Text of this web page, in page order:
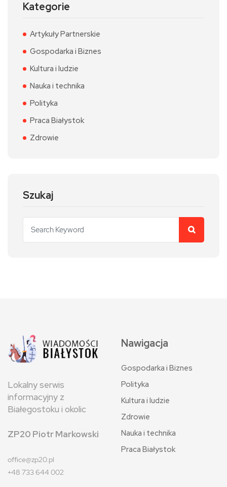
Kategorie
Artykuły Partnerskie
Gospodarka i Biznes
Kultura i ludzie
Nauka i technika
Polityka
Praca Białystok
Zdrowie
Szukaj
Lokalny serwis
informacyjny z
Białegostoku i okolic
ZP20 Piotr Markowski
office@zp20.pl
+48 733 644 002
Nawigacja
Gospodarka i Biznes
Polityka
Kultura i ludzie
Zdrowie
Nauka i technika
Praca Białystok